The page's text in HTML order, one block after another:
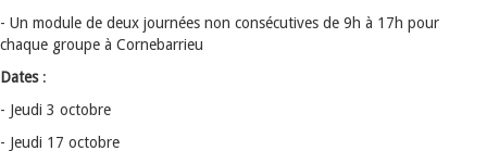
- Un module de deux journées non consécutives de 9h à 17h pour
chaque groupe à Cornebarrieu
Dates:
- Jeudi 3 octobre
- Jeudi 17 octobre